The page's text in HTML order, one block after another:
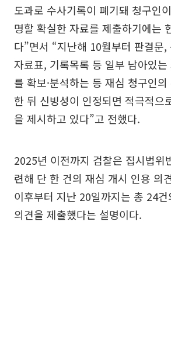
도과로 수사기록이 폐기돼 청구인
명할 확실한 자료를 제출하기에는
다”면서 “지난해 10월부터 판결문
자료표, 기록목록 등 일부 남아있
를 확보·분석하는 등 재심 청구인
한 뒤 신빙성이 인정되면 적극적으
을 제시하고 있다”고 전했다.
2025년 이전까지 검찰은 집시법위
련해 단 한 건의 재심 개시 인용 의
이후부터 지난 20일까지는 총 24
의견을 제출했다는 설명이다.